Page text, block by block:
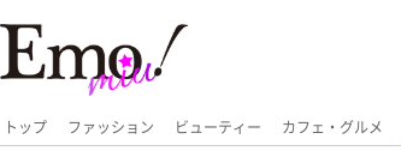
トップ ファッション ビューティー カフェ・グルメ